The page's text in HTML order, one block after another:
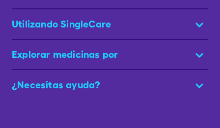
Utilizando SingleCare
Explorar medicinas por
¿Necesitas ayuda?